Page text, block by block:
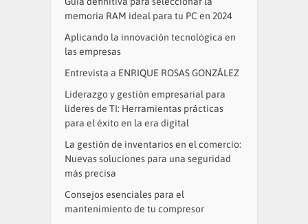
memoria RAM ideal para tu PC en 2024
Aplicando la innovación tecnológica en
las empresas
Entrevista a ENRIQUE ROSAS GONZÁLEZ
Liderazgo y gestión empresarial para
líderes de TI: Herramientas prácticas
para el éxito en la era digital
La gestión de inventarios en el comercio:
Nuevas soluciones para una seguridad
más precisa
Consejos esenciales para el
mantenimiento de tu compresor